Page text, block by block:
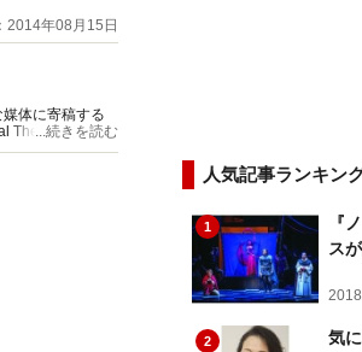
2014年08月15日
体に寄稿する
Theater
...続きを読む
人気記事ランキン
1
『
ス
2
気